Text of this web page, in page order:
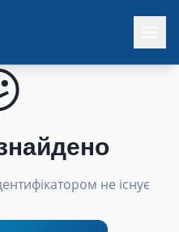
не існує